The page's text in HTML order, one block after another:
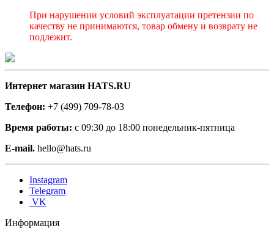
При нарушении условий эксплуатации претензии по
качеству не принимаются, товар обмену и возврату не
подлежит.
Интернет магазин HATS.RU
Телефон: +7 (499) 709-78-03
Время работы: с 09:30 до 18:00 понедельник-пятница
E-mail. hello@hats.ru
Instagram
Telegram
VK
Информация